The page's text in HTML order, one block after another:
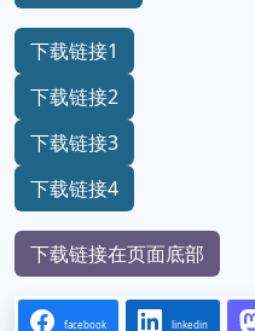
下载链接1
下载链接2
下载链接3
下载链接4
下载链接在页面底部
facebook linkedin